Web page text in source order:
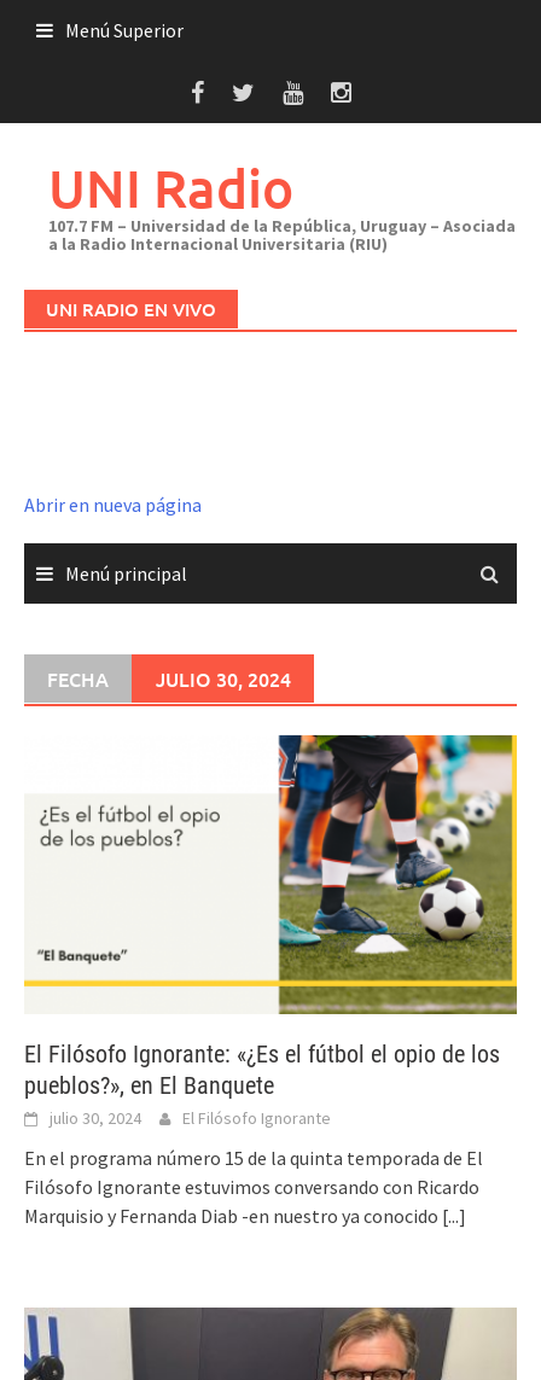
Menú Superior
UNI Radio
107.7 FM – Universidad de la República, Uruguay – Asociada
a la Radio Internacional Universitaria (RIU)
UNI RADIO EN VIVO
Abrir en nueva página
Menú principal
FECHA JULIO 30, 2024
El Filósofo Ignorante: «¿Es el fútbol el opio de los
pueblos?», en El Banquete
julio 30, 2024 El Filósofo Ignorante
En el programa número 15 de la quinta temporada de El
Filósofo Ignorante estuvimos conversando con Ricardo
Marquisio y Fernanda Diab -en nuestro ya conocido [...]